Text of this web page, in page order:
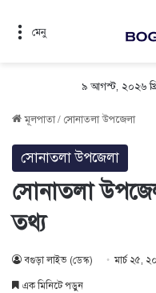
মেনু
৯ আগস্ট, ২০২৬
মূলপাতা/ সোনাতলা উপজেলা
সোনাতলা উপজেলা
সোনাতলা
তথ্য
বগুড়া লাইভ (ডেস্ক) মার্চ ২৫,
এক মিনিটে পড়ুন